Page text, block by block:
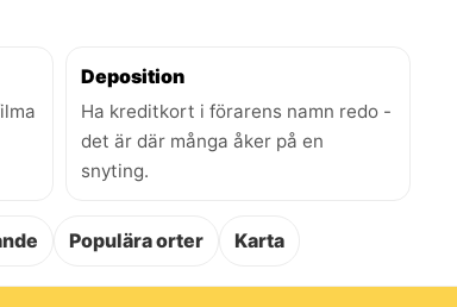
Deposition
Ha kreditkort i förarens namn redo -
det är där många åker på en
snyting.
Populära orter Karta